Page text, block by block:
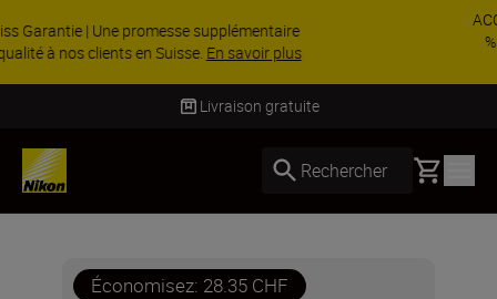
ACCESSOIRES EN PROMOTION | Économisez 15
% sur une sélection d’accessoires, complétez
votre kit dès ...Acheter maintenant
Livraison sous 4 à 6 jours
Rechercher Basket
Économisez: 28.35 CHF